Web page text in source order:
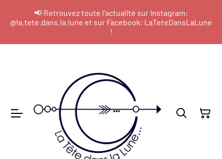
📢 Retrouvez toute l'actualité sur Instagram:
@la.tete.dans.la.lune et sur Facebook: LaTeteDansLaLune
!